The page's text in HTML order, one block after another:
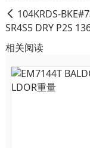
104KRDS-BKE#7轴
相关阅读